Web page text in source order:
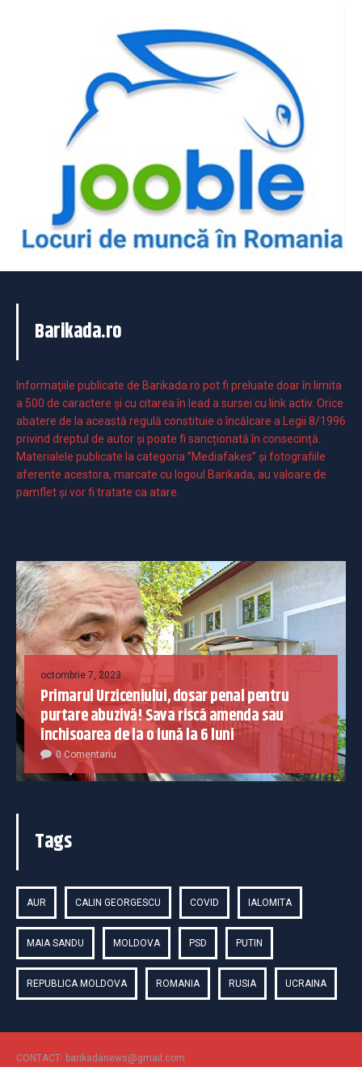
Barikada.ro
Informaţiile publicate de Barikada.ro pot fi preluate doar în limita
a 500 de caractere şi cu citarea în lead a sursei cu link activ. Orice
abatere de la această regulă constituie o încălcare a Legii 8/1996
privind dreptul de autor și poate fi sancționată în consecință.
Materialele publicate la categoria ”Mediafakes” și fotografiile
aferente acestora, marcate cu logoul Barikada, au valoare de
pamflet și vor fi tratate ca atare.
octombrie 7, 2023
Primarul Urziceniului, dosar penal pentru
purtare abuzivă! Sava riscă amenda sau
închisoarea de la o lună la 6 luni
0 Comentariu
Tags
AUR CALIN GEORGESCU COVID IALOMITA
MAIA SANDU MOLDOVA PSD PUTIN
REPUBLICA MOLDOVA ROMANIA RUSIA UCRAINA
CONTACT: barikadanews@gmail.com